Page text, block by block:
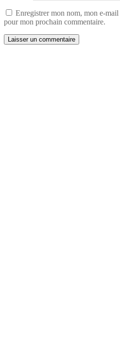
Enregistrer mon nom, mon e-
pour mon prochain commentaire.